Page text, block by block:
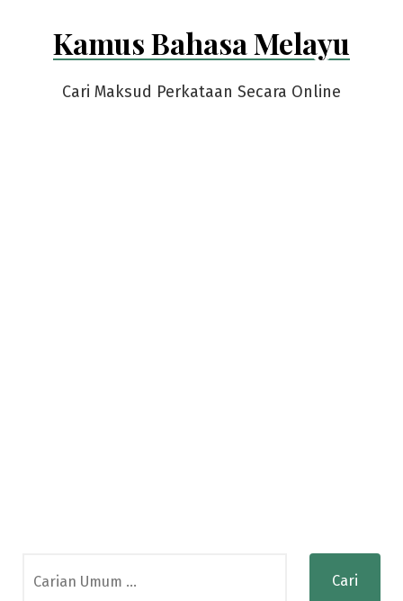
Kamus Bahasa Melayu
Cari Maksud Perkataan Secara Online
for: